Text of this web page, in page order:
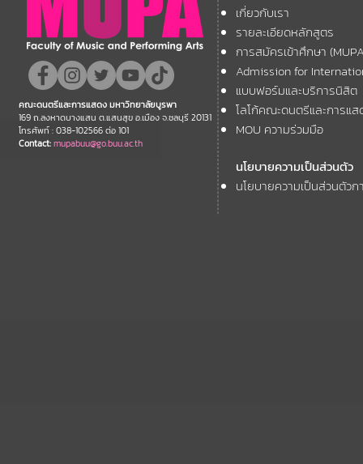
เกี่ยวกับเรา
รายละเอียดหลักสูตร
การสมัครเข้าศึกษา
Admission for
แบบฟอร์มและบริการนิสิต
โลโก้คณะดนตรีและการแส
MOU ความร่วมมือ
นโยบายความเป็นส่วนตัว
นโยบายความเป็นส่วนตัว
คณะดนตรีและการแสดง มหาวิทยาลัยบูรพา
169 ถ.ลงหาดบางแสน ต.แสนสุข อ.เมือง จ.ชลบุรี 20131
โทรศัพท์ : 038-102566 ต่อ 101
Contact:mupabuu@go.buu.ac.th